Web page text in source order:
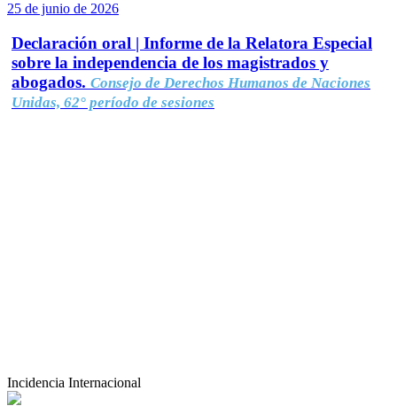
25 de junio de 2026
Declaración oral | Informe de la Relatora Especial
sobre la independencia de los magistrados y
abogados. Consejo de Derechos Humanos de Naciones
Unidas, 62° período de sesiones
Incidencia Internacional